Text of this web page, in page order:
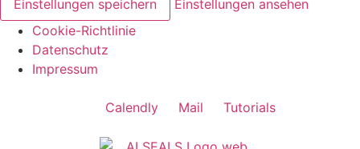
Einstellungen speichern
Einstellungen ansehen
Cookie-Richtlinie
Datenschutz
Impressum
Calendly Mail Tutorials